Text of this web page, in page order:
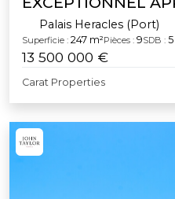
Palais Heracles (Port)
Superficie : 247 m²Pièces : 9SDB : 5
13 500 000 €
Carat Properties